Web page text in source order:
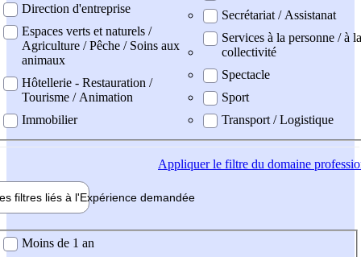
Direction d'entreprise
Espaces verts et naturels /
Agriculture / Pêche / Soins aux
animaux
Hôtellerie - Restauration /
Tourisme / Animation
Immobilier
Secrétariat / Assistanat
Services à la personne / à la
collectivité
Spectacle
Sport
Transport / Logistique
Appliquerle filtre du domaine
filtres liés à l'Expérience demandée
demandée
Moins de 1 an